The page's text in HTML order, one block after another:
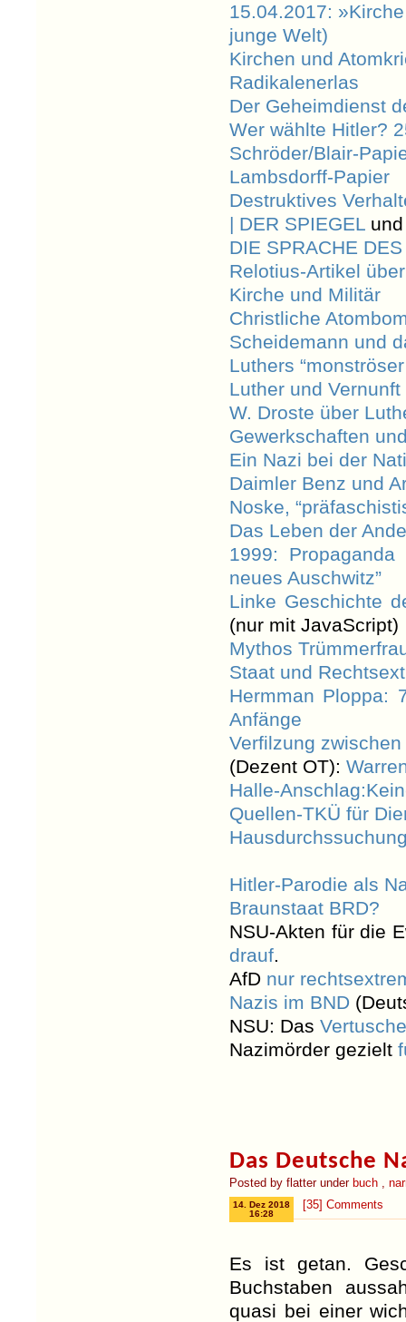
15.04.2017:
junge Welt)
Kirchen und
Radikalenerlas
Der Geheimdienst
Wer wählte Hitler?
Schröder/Blair-
Lambsdorff-Papier
Destruktives
| DER SPIEGEL
DIE SPRACHE
Relotius-Artikel
Kirche und Militär
Christliche
Scheidemann und
Luthers “monströser
Luther und Vernunft
W. Droste über
Gewerkschaften
Ein Nazi bei der
Daimler Benz und
Noske,
Das Leben der
1999:
neues Auschwitz”
Linke Geschichte
(nur mit JavaScript)
Mythos
Staat und
Hermman Ploppa:
Anfänge
Verfilzung
(Dezent OT):
Halle-
Quellen-TKÜ für
Hitler-Parodie als
Braunstaat BRD?
NSU-Akten für die
drauf.
AfD nur
Nazis im BND
NSU: Das
Nazimörder gezielt
Das Deutsche
Posted by flatter under buch ,
[35] Comments
14. Dez 2018
16:28
Es ist getan.
Buchstaben
quasi bei einer